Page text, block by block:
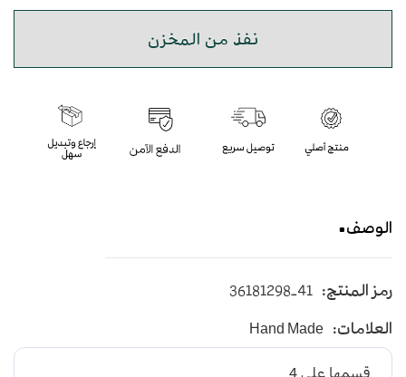
نفذ من المخزن
الوصف
متوسط الارتفاع - اللون البترولي و الأبيض
رمز المنتج: 36181298-41
العلامات: Hand Made